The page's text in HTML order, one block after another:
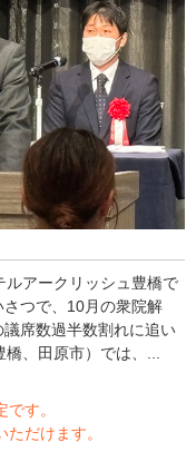
アークリッシュ豊橋で
つで、10月の衆院解
席数過半数割れに追い
、田原市）では、...
す。
だけます。